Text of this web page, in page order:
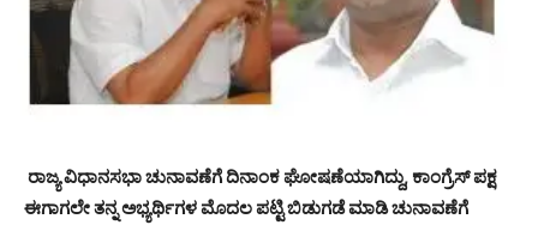
ರಾಜ್ಯ ವಿಧಾನಸಭಾ ಚುನಾವಣೆಗೆ ದಿನಾಂಕ ಘೋಷಣೆಯಾಗಿದ್ದು, ಕಾಂಗ್ರೆಸ್ ಪಕ್ಷ
ಈಗಾಗಲೇ ತನ್ನ ಅಭ್ಯರ್ಥಿಗಳ ಮೊದಲ ಪಟ್ಟಿ ಬಿಡುಗಡೆ ಮಾಡಿ ಚುನಾವಣೆಗೆ